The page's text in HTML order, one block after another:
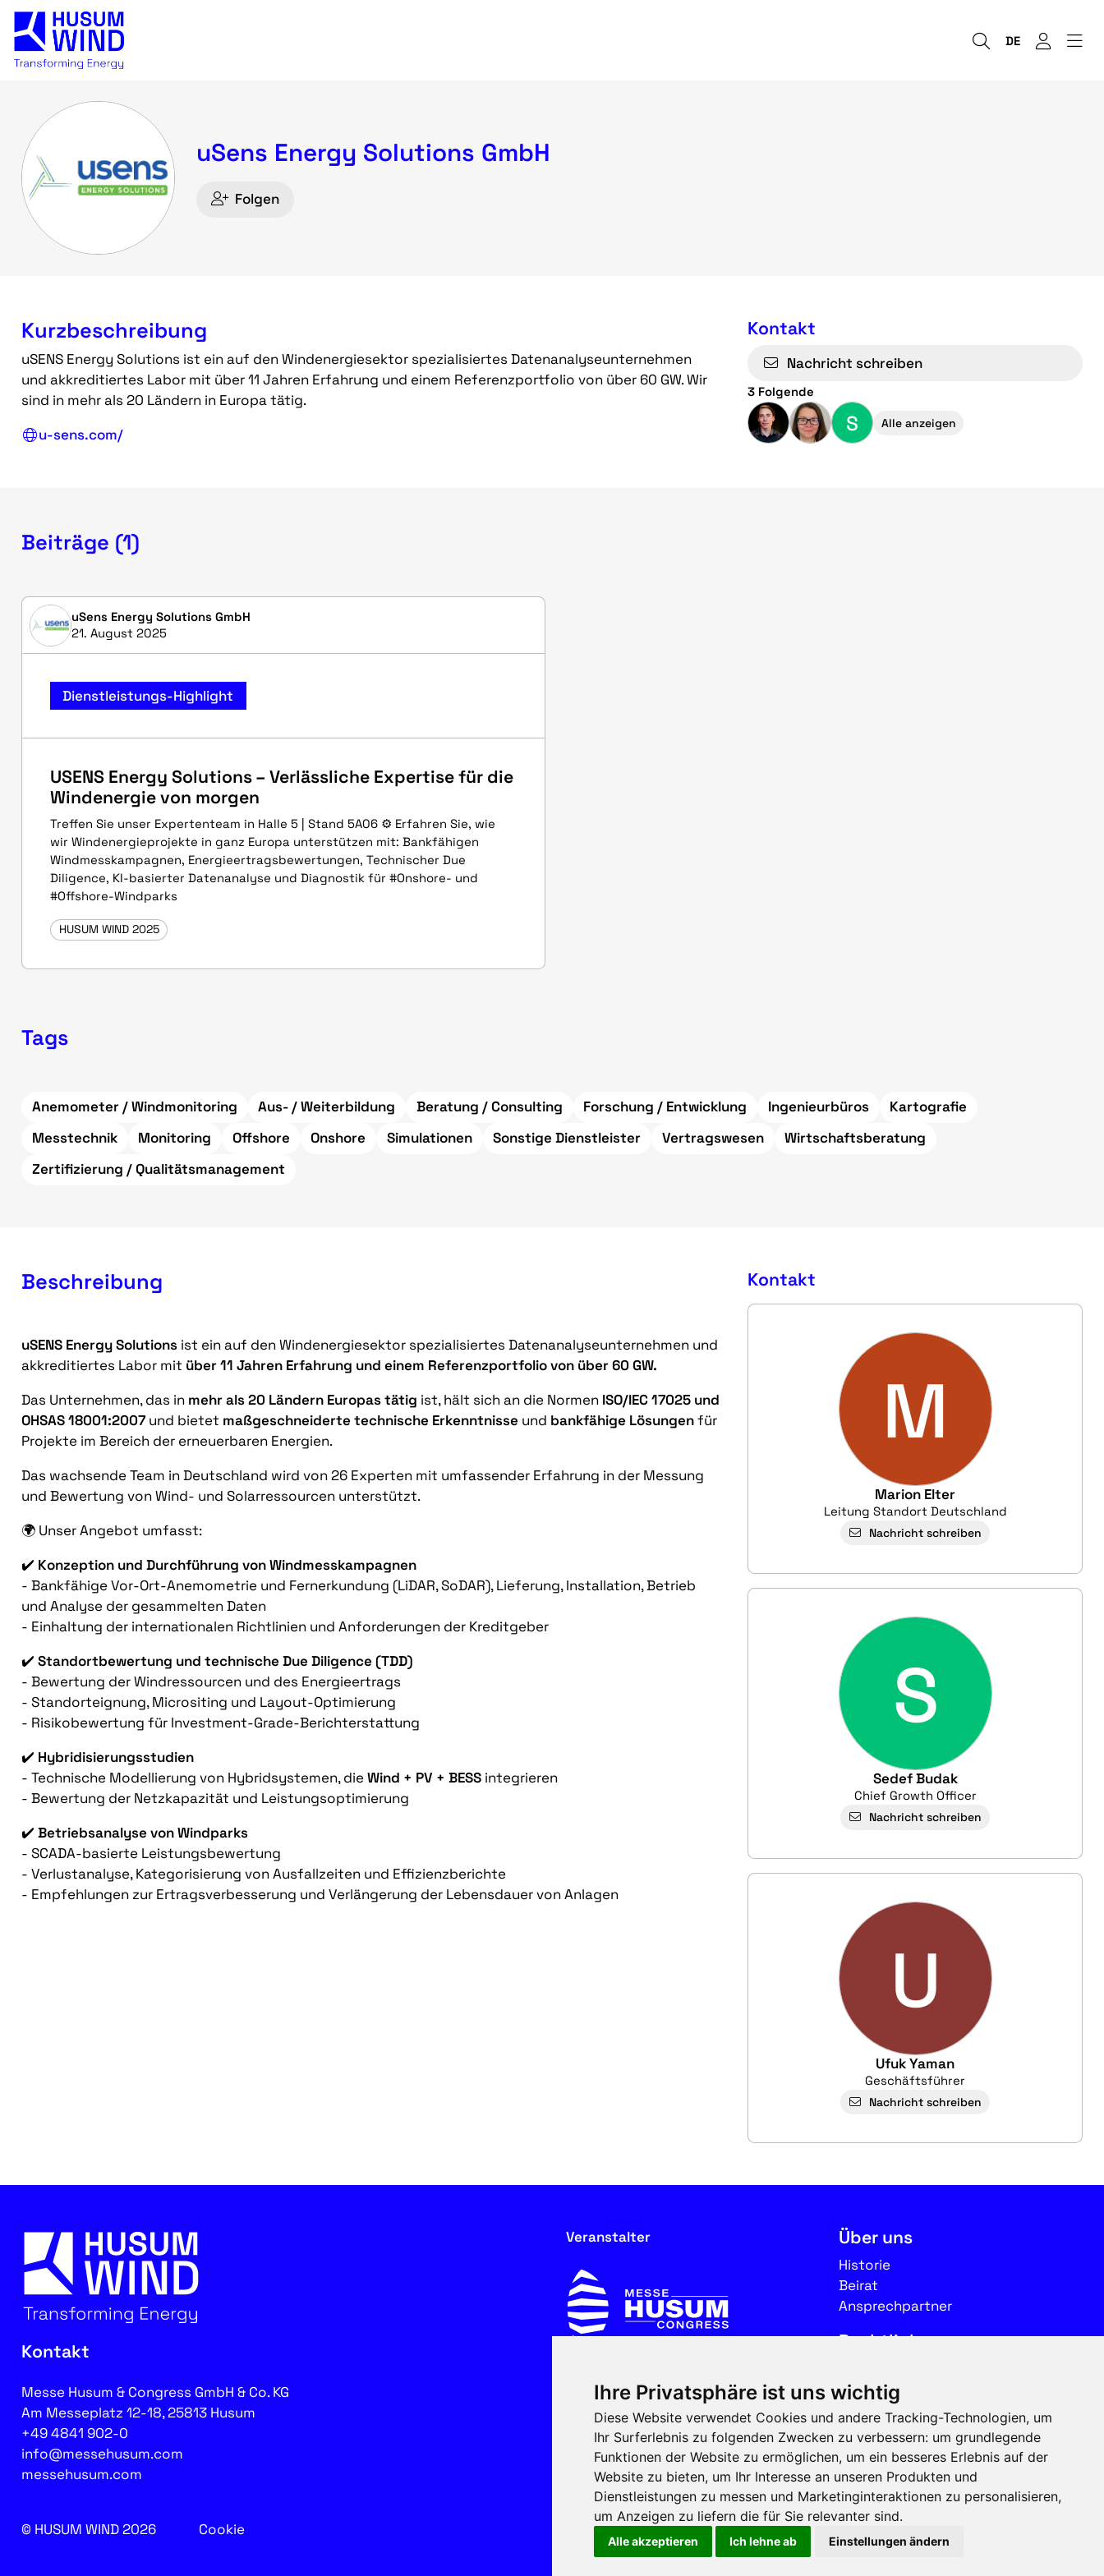
Ihre Privatsphäre ist uns wichtig
Diese Website verwendet Cookies und andere Tracking-Technologien, um
Ihr Surferlebnis zu folgenden Zwecken zu verbessern: um grundlegende
Funktionen der Website zu ermöglichen, um ein besseres Erlebnis auf der
Website zu bieten, um Ihr Interesse an unseren Produkten und
Dienstleistungen zu messen und Marketinginteraktionen zu personalisieren,
um Anzeigen zu liefern die für Sie relevanter sind.
Alle akzeptieren Ich lehne ab Einstellungen ändern
DE
uSens Energy Solutions GmbH
Folgen
Kurzbeschreibung
uSENS Energy Solutions ist ein auf den Windenergiesektor spezialisiertes Datenanalyseunternehmen
und akkreditiertes Labor mit über 11 Jahren Erfahrung und einem Referenzportfolio von über 60 GW. Wir
sind in mehr als 20 Ländern in Europa tätig.
u-sens.com/
Kontakt
Nachricht schreiben
3 Folgende
S Alle anzeigen
Beiträge (1)
uSens Energy Solutions GmbH
21. August 2025
Dienstleistungs-Highlight
USENS Energy Solutions – Verlässliche Expertise für die
Windenergie von morgen
Treffen Sie unser Expertenteam in Halle 5 | Stand 5A06 ⚙ Erfahren Sie, wie
wir Windenergieprojekte in ganz Europa unterstützen mit: Bankfähigen
Windmesskampagnen, Energieertragsbewertungen, Technischer Due
Diligence, KI-basierter Datenanalyse und Diagnostik für #Onshore- und
#Offshore-Windparks
HUSUM WIND 2025
Tags
Anemometer / Windmonitoring Aus- / Weiterbildung Beratung / Consulting Forschung / Entwicklung Ingenieurbüros
Kartografie
Messtechnik
Monitoring Offshore Onshore Simulationen Sonstige Dienstleister Vertragswesen
Wirtschaftsberatung
Zertifizierung / Qualitätsmanagement
Beschreibung
uSENS Energy Solutions ist ein auf den Windenergiesektor spezialisiertes Datenanalyseunternehmen und
akkreditiertes Labor mit über 11 Jahren Erfahrung und einem Referenzportfolio von über 60 GW.
Das Unternehmen, das in mehr als 20 Ländern Europas tätig ist, hält sich an die Normen ISO/IEC 17025 und
OHSAS 18001:2007 und bietet maßgeschneiderte technische Erkenntnisse und bankfähige Lösungenfür
Projekte im Bereich der erneuerbaren Energien.
Das wachsende Team in Deutschland wird von 26 Experten mit umfassender Erfahrung in der Messung
und Bewertung von Wind- und Solarressourcen unterstützt.
🌍 Unser Angebot umfasst:
✔️ Konzeption und Durchführung von Windmesskampagnen
- Bankfähige Vor-Ort-Anemometrie und Fernerkundung (LiDAR, SoDAR), Lieferung, Installation, Betrieb
und Analyse der gesammelten Daten
- Einhaltung der internationalen Richtlinien und Anforderungen der Kreditgeber
✔️ Standortbewertung und technische Due Diligence (TDD)
- Bewertung der Windressourcen und des Energieertrags
- Standorteignung, Micrositing und Layout-Optimierung
- Risikobewertung für Investment-Grade-Berichterstattung
✔️ Hybridisierungsstudien
- Technische Modellierung von Hybridsystemen, dieWind + PV + BESS integrieren
- Bewertung der Netzkapazität und Leistungsoptimierung
✔️ Betriebsanalyse von Windparks
- SCADA-basierte Leistungsbewertung
- Verlustanalyse, Kategorisierung von Ausfallzeiten und Effizienzberichte
- Empfehlungen zur Ertragsverbesserung und Verlängerung der Lebensdauer von Anlagen
Kontakt
M
Marion Elter
Leitung Standort Deutschland
Nachricht schreiben
S
Sedef Budak
Chief Growth Officer
Nachricht schreiben
U
Ufuk Yaman
Geschäftsführer
Nachricht schreiben
Kontakt
Messe Husum & Congress GmbH & Co. KG
Am Messeplatz 12-18, 25813 Husum
+49 4841 902-0
info@messehusum.com
messehusum.com
© HUSUM WIND 2026 Cookie
Veranstalter
In Kooperation mit
Über uns
Historie
Beirat
Ansprechpartner
Rechtliches
Impressum
Datenschutz
Nutzungsbedingungen
Folgen Sie uns auf Social
Media